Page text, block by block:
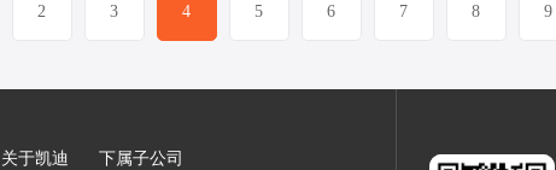
2 3 4 5 6 7 8 9
关于凯迪 下属子公司